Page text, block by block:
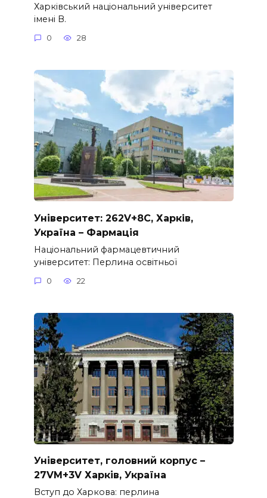
Харківський національний університет
імені В.
0 28
Університет: 262V+8C, Харкiв,
Україна – Фармація
Національний фармацевтичний
університет: Перлина освітньої
0 22
Університет, головний корпус –
27VM+3V Харків, Україна
Вступ до Харкова: перлина